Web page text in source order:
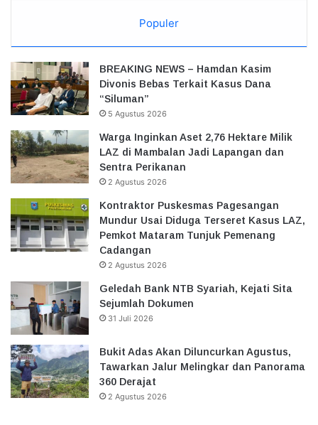
Populer
BREAKING NEWS – Hamdan Kasim
Divonis Bebas Terkait Kasus Dana
“Siluman”
5 Agustus 2026
Warga Inginkan Aset 2,76 Hektare Milik
LAZ di Mambalan Jadi Lapangan dan
Sentra Perikanan
2 Agustus 2026
Kontraktor Puskesmas Pagesangan
Mundur Usai Diduga Terseret Kasus LAZ,
Pemkot Mataram Tunjuk Pemenang
Cadangan
2 Agustus 2026
Geledah Bank NTB Syariah, Kejati Sita
Sejumlah Dokumen
31 Juli 2026
Bukit Adas Akan Diluncurkan Agustus,
Tawarkan Jalur Melingkar dan Panorama
360 Derajat
2 Agustus 2026